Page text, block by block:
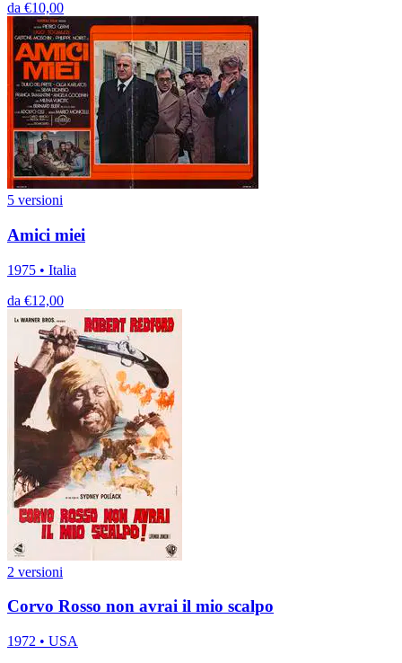
da €10,00
5 versioni
Amici miei
1975 • Italia
da €12,00
2 versioni
Corvo Rosso non avrai il mio scalpo
1972 • USA